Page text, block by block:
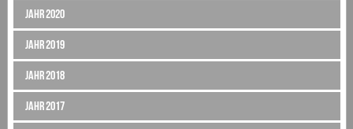
Jahr 2020
Jahr 2019
Jahr 2018
Jahr 2017